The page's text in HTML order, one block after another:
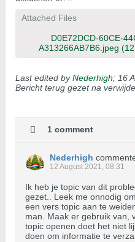
Attached Files
D0E72DCD-60CE-
A313266AB7B6.jpeg
Last edited byNederhigh; 16
Bericht terug gezet na
1 comment
Nederhigh
12 August 2021, 08:31
Ik heb je topic van dit
gezet.. Leek me onnodig
een vers topic aan te
man. Maak er gebruik van,
topic openen doet het niet
doen om informatie te